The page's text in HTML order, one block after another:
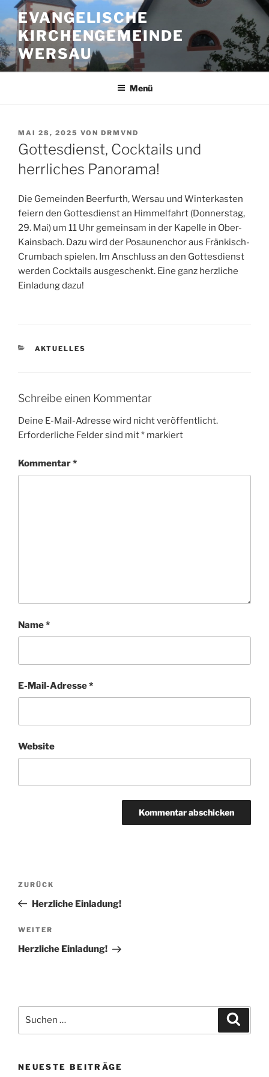
Zum
Inhalt
springen
EVANGELISCHE
KIRCHENGEMEINDE
WERSAU
Menü
VERÖFFENTLICHT
AM
MAI 28, 2025 VON DRMVND
Gottesdienst, Cocktails und
herrliches Panorama!
Die Gemeinden Beerfurth, Wersau und Winterkasten
feiern den Gottesdienst an Himmelfahrt (Donnerstag,
29. Mai) um 11 Uhr gemeinsam in der Kapelle in Ober-
Kainsbach. Dazu wird der Posaunenchor aus Fränkisch-
Crumbach spielen. Im Anschluss an den Gottesdienst
werden Cocktails ausgeschenkt. Eine ganz herzliche
Einladung dazu!
KATEGORIEN
AKTUELLES
Schreibe einen Kommentar
Deine E-Mail-Adresse wird nicht veröffentlicht.
Erforderliche Felder sind mit* markiert
Kommentar*
Name*
E-Mail-Adresse*
Website
Beitragsnavigation
Vorheriger
Beitrag
ZURÜCK
Herzliche Einladung!
Nächster
Beitrag
WEITER
Herzliche Einladung!
nach:
NEUESTE BEITRÄGE